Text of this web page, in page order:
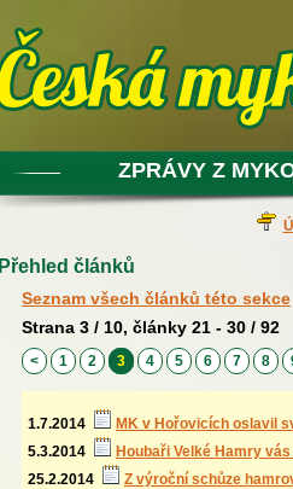
ZPRÁVY Z
Přehled článků
Seznam všech článků této sekce
Strana 3 / 10, články 21 - 30 / 92
< 1 2 3 4 5 6 7 8
1.7.2014
MK v Hořovicích oslavil
5.3.2014
Houbaři Velké Hamry vás
25.2.2014
Z výroční schůze